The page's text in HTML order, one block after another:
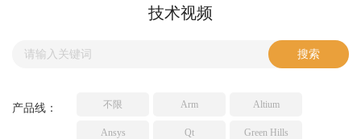
Perforce
TESSY
技术文档
网络研讨会
技术视频
产品线： 不限 Arm Altium
Ansys Qt Green Hills